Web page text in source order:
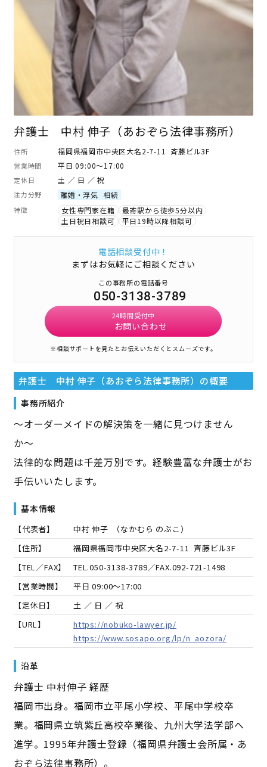
弁護士 中村 伸子（あおぞら法律事務所）
住所 福岡県福岡市中央区大名2-7-11 斉藤ビル3F
営業時間 平日 09:00～17:00
定休日 土 ／ 日 ／ 祝
注力分野 離婚・浮気 相続
特徴 女性専門家在籍
最寄駅から徒歩5分以内
土日祝日相談可
平日19時以降相談可
電話相談受付中！
まずはお気軽にご相談ください
この事務所の電話番号
050-3138-3789
24時間受付中
お問い合わせ
※相談サポートを見たとお伝えいただくとスムーズです。
弁護士 中村 伸子（あおぞら法律事務所） の概要
事務所紹介
〜オーダーメイドの解決策を一緒に見つけません
か〜
法律的な問題は千差万別です。経験豊富な弁護士がお
手伝いいたします。
基本情報
【代表者】 中村 伸子 （なかむら のぶこ）
【住所】
福岡県福岡市中央区大名2-7-11 斉藤ビル3F
【TEL／FAX】
TEL.050-3138-3789／FAX.092-721-1498
【営業時間】
平日 09:00～17:00
【定休日】
土 ／ 日 ／ 祝
【URL】
https://nobuko-lawyer.jp/
https://www.sosapo.org/lp/n_aozora/
沿革
弁護士 中村伸子 経歴
福岡市出身。福岡市立平尾小学校、平尾中学校卒
業。福岡県立筑紫丘高校卒業後、九州大学法学部へ
進学。1995年弁護士登録（福岡県弁護士会所属・あ
おぞら法律事務所）。